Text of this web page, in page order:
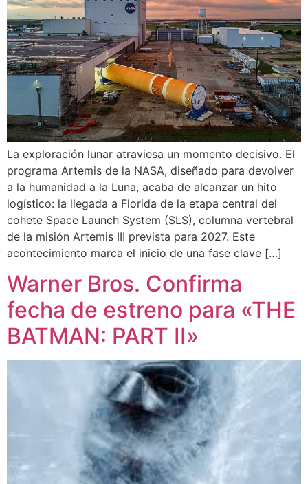
La exploración lunar atraviesa un momento decisivo. El
programa Artemis de la NASA, diseñado para devolver
a la humanidad a la Luna, acaba de alcanzar un hito
logístico: la llegada a Florida de la etapa central del
cohete Space Launch System (SLS), columna vertebral
de la misión Artemis III prevista para 2027. Este
acontecimiento marca el inicio de una fase clave […]
Warner Bros. Confirma
fecha de estreno para «THE
BATMAN: PART II»